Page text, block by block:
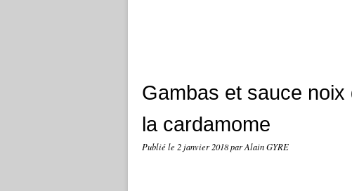
Gambas et sauce
la cardamome
Publié le 2 janvier 2018par Alain GYRE